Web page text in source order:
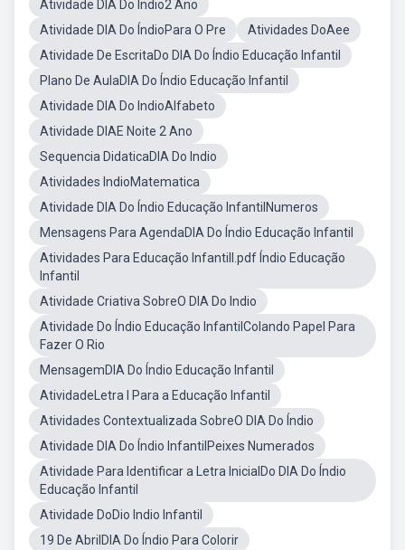
Atividade DIA Do Índio2 Ano
Atividade DIA Do ÍndioPara O Pre
Atividades DoAee
Atividade De EscritaDo DIA Do Índio Educação Infantil
Plano De AulaDIA Do Índio Educação Infantil
Atividade DIA Do IndioAlfabeto
Atividade DIAE Noite 2 Ano
Sequencia DidaticaDIA Do Indio
Atividades IndioMatematica
Atividade DIA Do Índio Educação InfantilNumeros
Mensagens Para AgendaDIA Do Índio Educação Infantil
Atividades Para Educação InfantilI.pdf Índio Educação
Infantil
Atividade Criativa SobreO DIA Do Indio
Atividade Do Índio Educação InfantilColando Papel Para
Fazer O Rio
MensagemDIA Do Índio Educação Infantil
AtividadeLetra I Para a Educação Infantil
Atividades Contextualizada SobreO DIA Do Índio
Atividade DIA Do Índio InfantilPeixes Numerados
Atividade Para Identificar a Letra InicialDo DIA Do Índio
Educação Infantil
Atividade DoDio Indio Infantil
19 De AbrilDIA Do Índio Para Colorir